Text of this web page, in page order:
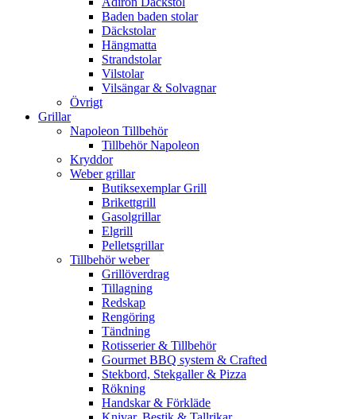
Baden baden stolar
Däckstolar
Hängmatta
Strandstolar
Vilstolar
Vilsängar & Solvagnar
Övrigt
Grillar
Napoleon Tillbehör
Tillbehör Napoleon
Kryddor
Weber grillar
Butiksexemplar Grill
Brikettgrill
Gasolgrillar
Elgrill
Pelletsgrillar
Tillbehör weber
Grillöverdrag
Tillagning
Redskap
Rengöring
Tändning
Rotisserier & Tillbehör
Gourmet BBQ system & Crafted
Stekbord, Stekgaller & Pizza
Rökning
Handskar & Förkläde